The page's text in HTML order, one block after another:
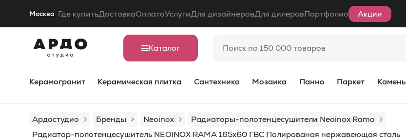
Москва Где купитьДоставкаОплатаУслугиДля дизайнеровДля дилеровПортфолио Акции
Каталог
Керамогранит Керамическая плитка Сантехника Мозаика Панно Паркет Камень
Ардостудио Бренды Neoinox
Радиаторы-полотенцесушители Neoinox Rama
Радиатор-полотенцесушитель NEOINOX RAMA 165x60 ГВС Полированая нержавеющая сталь